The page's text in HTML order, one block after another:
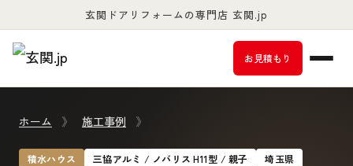
玄関ドアリフォームの専門店 玄関.jp
お見積もり
ホーム 》 施工事例 》
積水ハウス 三協アルミ / ノバリス H11型 / 親子 埼玉県